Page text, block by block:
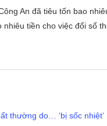
An đã tiêu tốn bao
tiền cho việc đổi sổ
thường do… ‘bị sốc nhiệt’